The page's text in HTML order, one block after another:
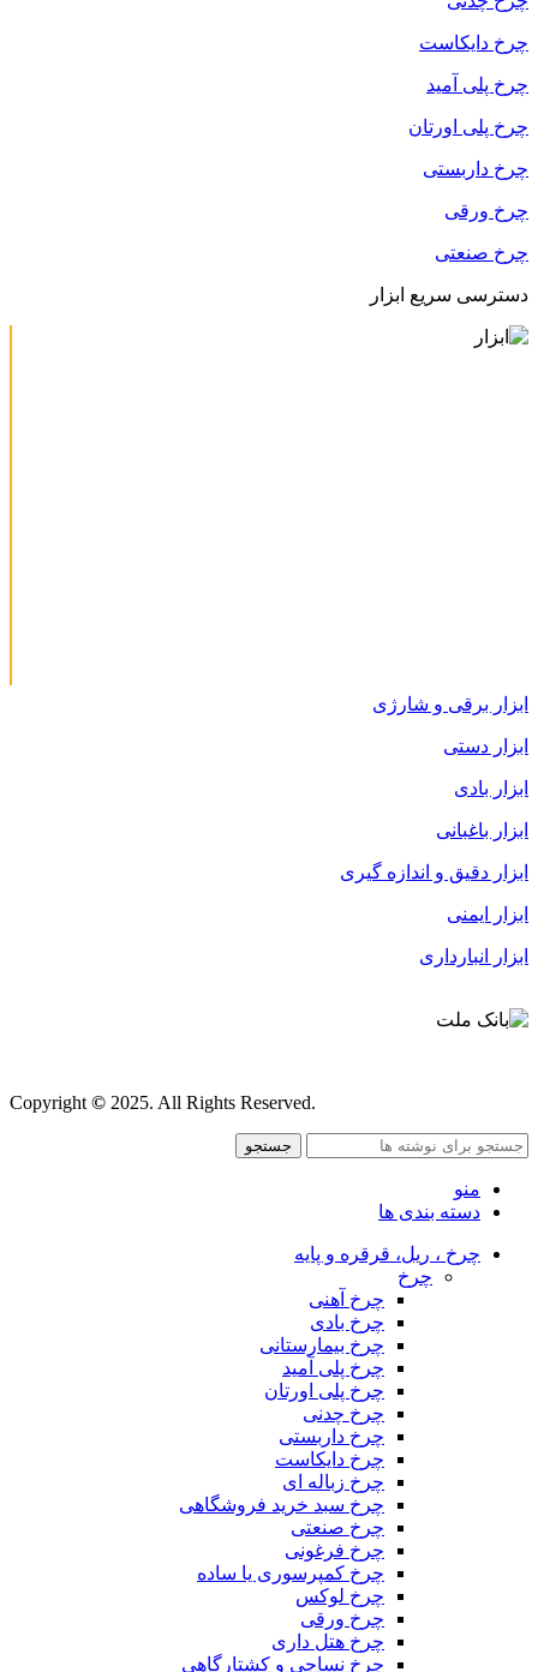
چرخ دایکاست
چرخ پلی آمید
چرخ پلی اورتان
چرخ داربستی
چرخ ورقی
چرخ صنعتی
دسترسی سریع ابزار
ابزار برقی و شارژی
ابزار دستی
ابزار بادی
ابزار باغبانی
ابزار دقیق و اندازه گیری
ابزار ایمنی
ابزار انبارداری
Copyright© 2025. All Rights Reserved.
جستجو
منو
دسته بندی ها
چرخ ، ریل، قرقره و پایه
چرخ
چرخ آهنی
چرخ بادی
چرخ بیمارستانی
چرخ پلی آمید
چرخ پلی اورتان
چرخ چدنی
چرخ داربستی
چرخ دایکاست
چرخ زباله ای
چرخ سبد خرید فروشگاهی
چرخ صنعتی
چرخ فرغونی
چرخ کمپرسوری یا ساده
چرخ لوکس
چرخ ورقی
چرخ هتل داری
چرخ نساجی و کشتارگاهی